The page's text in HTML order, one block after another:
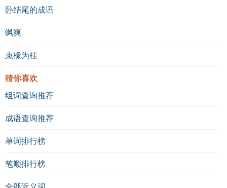
卧结尾的成语
飒爽
束椽为柱
猜你喜欢
组词查询推荐
成语查询推荐
单词排行榜
笔顺排行榜